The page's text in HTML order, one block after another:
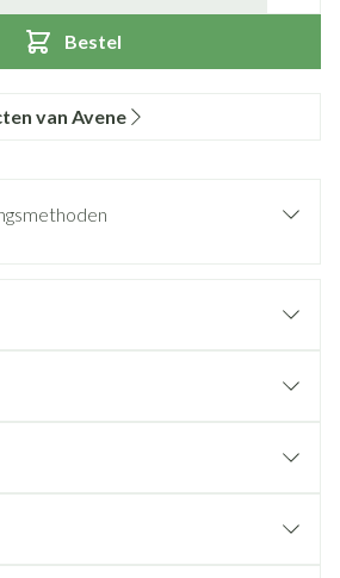
Bestel
van Avene